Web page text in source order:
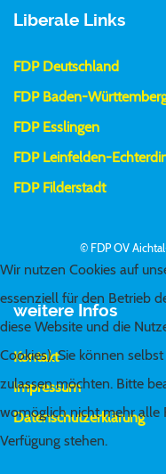
Liberale Links
FDP Deutschland
FDP Baden-
FDP Esslingen
FDP Leinfelden-
FDP Filderstadt
© FDP OV
weitere Infos
Kontakt
Impressum
Datenschutzerklärung
Wir nutzen Cookies auf
essenziell für den Betrieb
diese Website und die
Cookies). Sie können
zulassen möchten. Bitte
womöglich nicht mehr alle
Verfügung stehen.